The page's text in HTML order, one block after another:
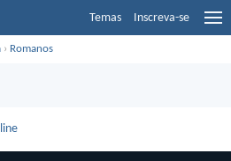
Temas Inscreva-se
› Romanos